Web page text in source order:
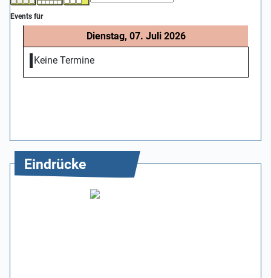
Events für
Dienstag, 07. Juli 2026
Keine Termine
Eindrücke